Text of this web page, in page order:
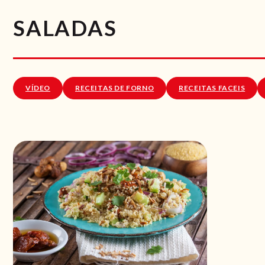
SALADAS
VÍDEO RECEITAS DE FORNO RECEITAS FACEIS